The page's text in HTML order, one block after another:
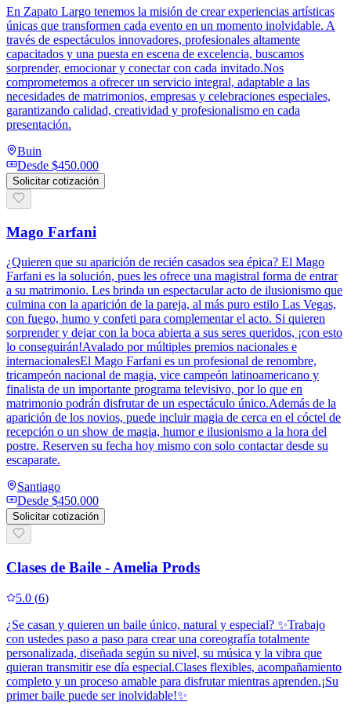
En Zapato Largo tenemos la misión de crear experiencias artísticas
únicas que transformen cada evento en un momento inolvidable. A
través de espectáculos innovadores, profesionales altamente
capacitados y una puesta en escena de excelencia, buscamos
sorprender, emocionar y conectar con cada invitado.Nos
comprometemos a ofrecer un servicio integral, adaptable a las
necesidades de matrimonios, empresas y celebraciones especiales,
garantizando calidad, creatividad y profesionalismo en cada
presentación.
Buin
Desde $450.000
Solicitar cotización
Mago Farfani
¿Quieren que su aparición de recién casados sea épica? El Mago
Farfani es la solución, pues les ofrece una magistral forma de entrar
a su matrimonio. Les brinda un espectacular acto de ilusionismo que
culmina con la aparición de la pareja, al más puro estilo Las Vegas,
con fuego, humo y confeti para complementar el acto. Si quieren
sorprender y dejar con la boca abierta a sus seres queridos, ¡con esto
lo conseguirán!Avalado por múltiples premios nacionales e
internacionalesEl Mago Farfani es un profesional de renombre,
tricampeón nacional de magia, vice campeón latinoamericano y
finalista de un importante programa televisivo, por lo que en
matrimonio podrán disfrutar de un espectáculo único.Además de la
aparición de los novios, puede incluir magia de cerca en el cóctel de
recepción o un show de magia, humor e ilusionismo a la hora del
postre. Reserven su fecha hoy mismo con solo contactar desde su
escaparate.
Santiago
Desde $450.000
Solicitar cotización
Clases de Baile - Amelia Prods
5.0 (6)
¿Se casan y quieren un baile único, natural y especial? ✨Trabajo
con ustedes paso a paso para crear una coreografía totalmente
personalizada, diseñada según su nivel, su música y la vibra que
quieran transmitir ese día especial.Clases flexibles, acompañamiento
completo y un proceso amable para disfrutar mientras aprenden.¡Su
primer baile puede ser inolvidable!✨